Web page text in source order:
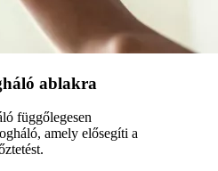
ablakra
függőlegesen
amely elősegíti a